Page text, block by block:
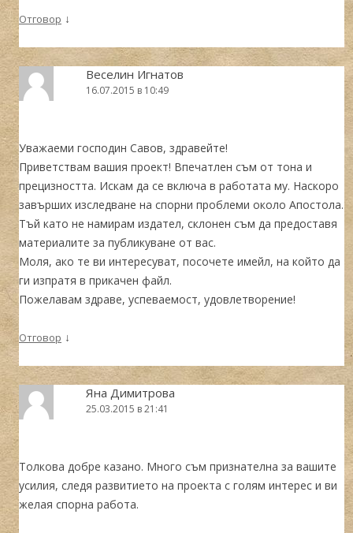
Отговор ↓
Веселин Игнатов
16.07.2015 в 10:49
Уважаеми господин Савов, здравейте!
Приветствам вашия проект! Впечатлен съм от тона и
прецизността. Искам да се включа в работата му. Наскоро
завърших изследване на спорни проблеми около Апостола.
Тъй като не намирам издател, склонен съм да предоставя
материалите за публикуване от вас.
Моля, ако те ви интересуват, посочете имейл, на който да
ги изпратя в прикачен файл.
Пожелавам здраве, успеваемост, удовлетворение!
Отговор ↓
Яна Димитрова
25.03.2015 в 21:41
Толкова добре казано. Много съм признателна за вашите
усилия, следя развитието на проекта с голям интерес и ви
желая спорна работа.